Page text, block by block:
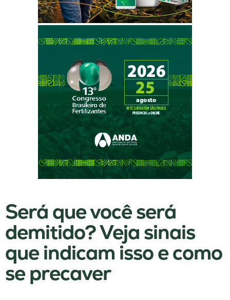
Será que você será
demitido? Veja sinais
que indicam isso e como
se precaver